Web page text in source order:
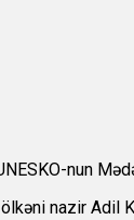
nun
nazir Adil